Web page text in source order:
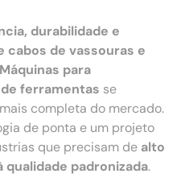
durabilidade e
cabos de vassouras e
Máquinas para
ferramentas se
completa do mercado.
de ponta e um projeto
que precisam de alto
padronizada.